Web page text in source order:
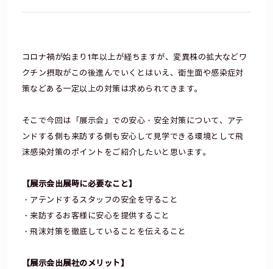
コロナ禍が始まり1年以上が経ちますが、変異株の拡大などワ
クチン摂取がこの後進んでいくとはいえ、衛生面や感染症対
策などある一定以上の対策は求められてきます。
そこで今回は「展示会」での安心・安全対策について、アテ
ンドする側も来訪する側も安心して見学できる環境として飛
沫感染対策のポイントをご紹介したいと思います。
【展示会出展時に必要なこと】
・アテンドするスタッフの安全を守ること
・来訪するお客様に安心を提供すること
・飛沫対策を徹底していることを伝えること
【展示会出展社のメリット】